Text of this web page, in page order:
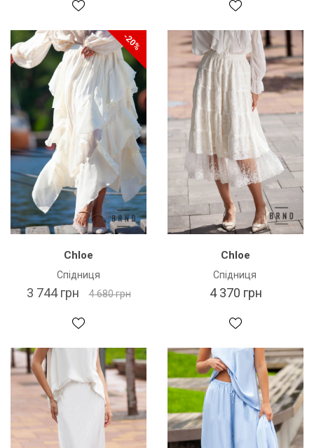
-20%
Chloe
Спідниця
3 744 грн 4 680 грн
Chloe
Спідниця
4 370 грн